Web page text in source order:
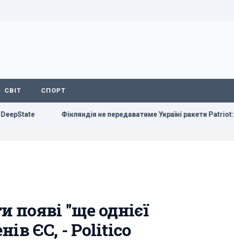
СВІТ СПОРТ
Фінляндія не передаватиме Україні ракети Patriot: названо причину
появі "ще однієї
ЄС, - Politico